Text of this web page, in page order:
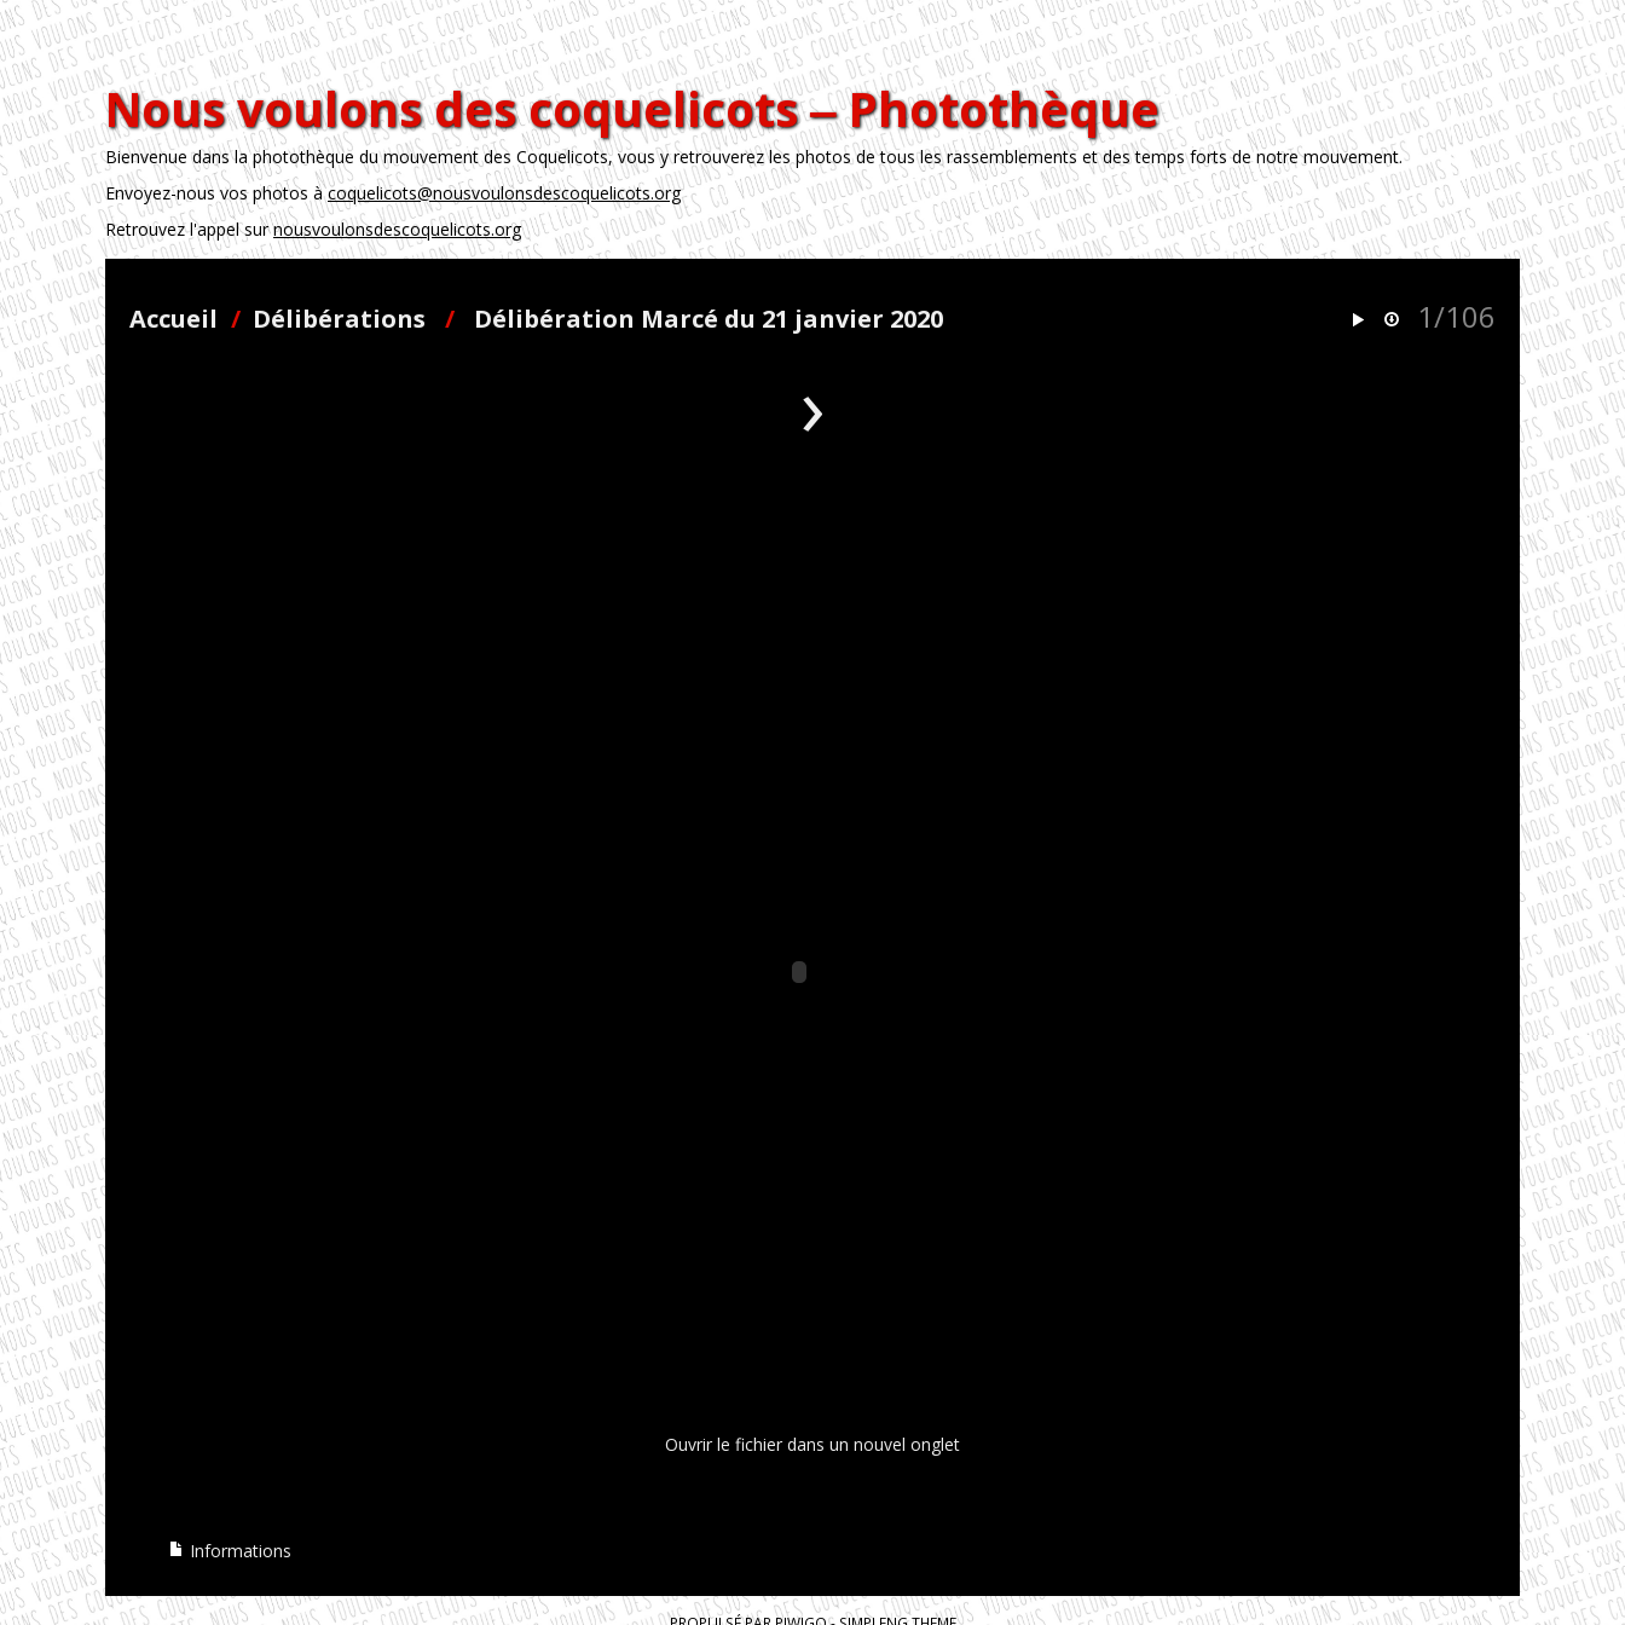
Nous voulons des coquelicots ‒ Photothèque
Bienvenue dans la photothèque du mouvement des Coquelicots, vous y retrouverez les photos de tous les rassemblements et des temps forts de notre mouvement.
Envoyez-nous vos photos àcoquelicots@nousvoulonsdescoquelicots.org
Retrouvez l'appel surnousvoulonsdescoquelicots.org
1/106
Accueil / Délibérations / Délibération Marcé du 21 janvier 2020
›
Ouvrir le fichier dans un nouvel onglet
Informations